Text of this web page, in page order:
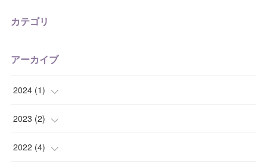
カテゴリ
アーカイブ
2024 (1)
(1
2023 (2)
(1
2022 (4)